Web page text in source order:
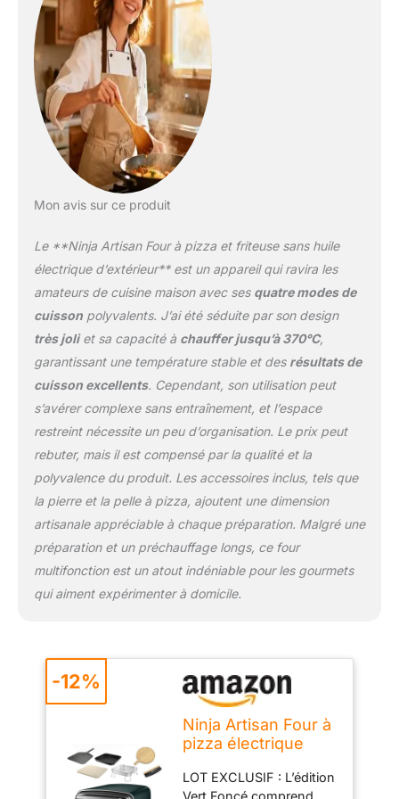
four à pizza électrique
est doté des modes
Pizza (Pizza), Bake (Cuire
au four), (Air Fry) Frire
sans huile et Prove (Faire
lever). AUCUNE
FLAMME POUR UN
CONTRÔLE TOTAL : la
chaleur électrique du
°C, sans charbon ni
flammes de gaz. Gardez
un œil sur la cuisson
grâce à la fenêtre et à la
lumière interne. IDÉAL
POUR TOUTE LA
FAMILLE : Cet appareil
de cuisson d’extérieur
ou un plateau de cuisson
de 30 cm, 6 blancs de
poulet, 1,3 kg d’ailes de
poulet ou de frites, ou un
59 cm x l 42 cm. Poids :
11,9 kg. Couleur : Vert
Foncé.
Mon avis sur ce produit
Le **Ninja Artisan Four à pizza et friteuse sans huile
électrique d’extérieur** est un appareil qui ravira les
amateurs de cuisine maison avec ses quatre modes de
cuissonpolyvalents. J’ai été séduite par son design
très joliet sa capacité à chauffer jusqu’à 370°C,
garantissant une température stable et des résultats de
cuisson excellents. Cependant, son utilisation peut
s’avérer complexe sans entraînement, et l’espace
restreint nécessite un peu d’organisation. Le prix peut
rebuter, mais il est compensé par la qualité et la
polyvalence du produit. Les accessoires inclus, tels que
la pierre et la pelle à pizza, ajoutent une dimension
artisanale appréciable à chaque préparation. Malgré une
préparation et un préchauffage longs, ce four
multifonction est un atout indéniable pour les gourmets
qui aiment expérimenter à domicile.
Ninja Artisan Four à
pizza électrique
MO201AMZEU
LOT EXCLUSIF : L’édition
-12%